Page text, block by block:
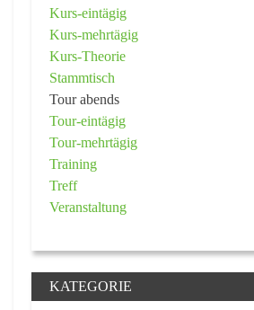
Kurs-eintägig
Kurs-mehrtägig
Kurs-Theorie
Stammtisch
Tour abends
Tour-eintägig
Tour-mehrtägig
Training
Treff
Veranstaltung
KATEGORIE